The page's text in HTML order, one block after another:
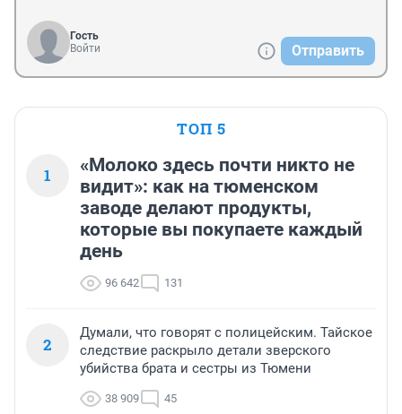
Гость
Войти
Отправить
ТОП 5
1
«Молоко здесь почти никто не
видит»: как на тюменском
заводе делают продукты,
которые вы покупаете каждый
день
96 642 131
2
Думали, что говорят с полицейским. Тайское
следствие раскрыло детали зверского
убийства брата и сестры из Тюмени
38 909 45